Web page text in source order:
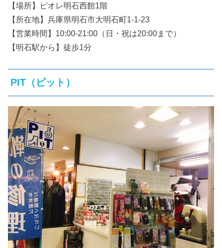
【場所】ピオレ明石西館1階
【所在地】兵庫県明石市大明石町1-1-23
【営業時間】10:00-21:00（日・祝は20:00まで）
【明石駅から】徒歩1分
PIT（ピット）